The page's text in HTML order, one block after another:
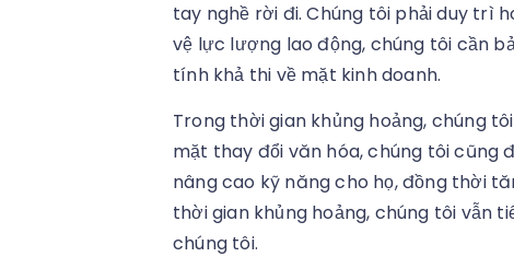
tay nghề rời đi. Chúng tôi phải duy trì
vệ lực lượng lao động, chúng tôi cần
tính khả thi về mặt kinh doanh.
Trong thời gian khủng hoảng, chúng
mặt thay đổi văn hóa, chúng tôi cũng
nâng cao kỹ năng cho họ, đồng thời
thời gian khủng hoảng, chúng tôi vẫn
chúng tôi.